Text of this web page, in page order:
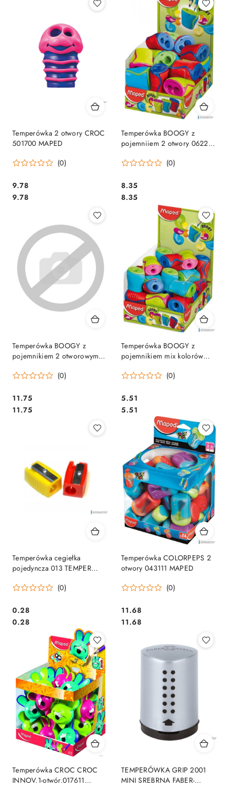
Temperówka 2 otwory CROC
501700 MAPED
(0)
Cena:
9.78
Cena:
9.78
Temperówka BOOGY z
pojemniiem 2 otwory 062211
(0)
Cena:
8.35
Cena:
8.35
Temperówka BOOGY z
pojemnikiem 2 otworowym
(0)
Cena:
11.75
Cena:
11.75
Temperówka BOOGY z
pojemnikiem mix kolorów
(0)
Cena:
5.51
Cena:
5.51
Temperówka cegiełka
pojedyncza 013 TEMPER
(0)
Cena:
0.28
Cena:
0.28
Temperówka COLORPEPS 2
otwory 043111 MAPED
(0)
Cena:
11.68
Cena:
11.68
Temperówka CROC CROC
INNOV.1-otwór.017611
TEMPERÓWKA GRIP 2001
MINI SREBRNA FABER-